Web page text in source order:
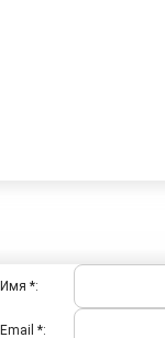
Имя *:
Email *: